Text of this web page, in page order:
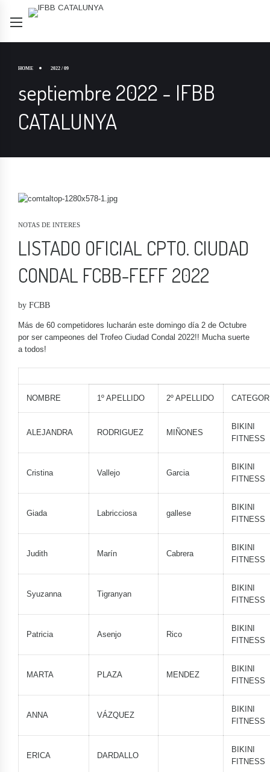
HOME 2022 / 09
septiembre 2022 - IFBB
CATALUNYA
NOTAS DE INTERES
LISTADO OFICIAL CPTO. CIUDAD
CONDAL FCBB-FEFF 2022
by FCBB
Más de 60 competidores lucharán este domingo día 2 de Octubre
por ser campeones del Trofeo Ciudad Condal 2022!! Mucha suerte
a todos!
NOMBRE 1º APELLIDO 2º APELLIDO
ALEJANDRA RODRIGUEZ MIÑONES
BIKINI
FITNESS
Cristina Vallejo Garcia
BIKINI
FITNESS
Giada Labricciosa gallese
BIKINI
FITNESS
Judith Marín Cabrera
BIKINI
FITNESS
Syuzanna Tigranyan
BIKINI
FITNESS
Patricia Asenjo Rico
BIKINI
FITNESS
MARTA PLAZA MENDEZ
BIKINI
FITNESS
ANNA VÁZQUEZ
BIKINI
FITNESS
ERICA DARDALLO
BIKINI
FITNESS